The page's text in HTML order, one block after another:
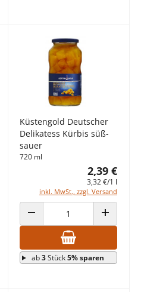
ERHÖHEN
Küstengold Deutscher
Delikatess Kürbis süß-
sauer
720 ml
2,39 €
3,32 €/1 l
inkl. MwSt., zzgl. Versand
ANZAHL VERRINGERN ANZAHL
ab3Stück5% sparen